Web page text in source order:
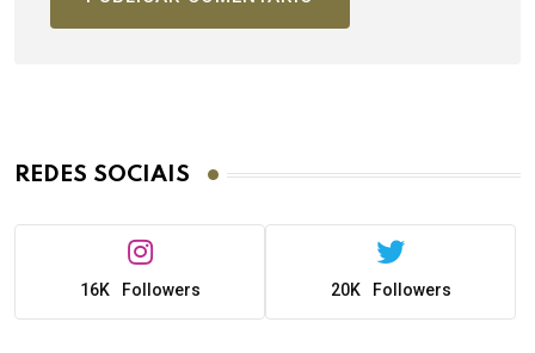
REDES SOCIAIS
16K Followers 20K Followers